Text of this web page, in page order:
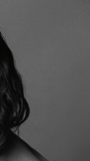
и
смыслах